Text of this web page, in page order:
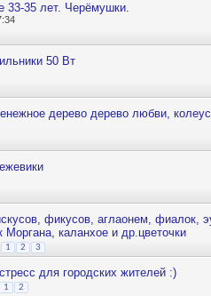
33-35 лет. Черёмушки.
50 Вт
дерево дерево любви,
фикусов, аглаонем, фиалок,
каланхое и др.цветочки
1 2 3
для городских жителей :)
1 2